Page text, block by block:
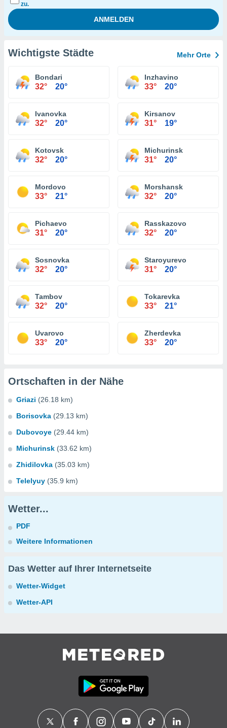
zu.
Wichtigste Städte Mehr Orte
Bondari
32° 20°
Inzhavino
33° 20°
Ivanovka
32° 20°
Kirsanov
31° 19°
Kotovsk
32° 20°
Michurinsk
31° 20°
Mordovo
33° 21°
Morshansk
32° 20°
Pichaevo
31° 20°
Rasskazovo
32° 20°
Sosnovka
32° 20°
Staroyurevo
31° 20°
Tambov
32° 20°
Tokarevka
33° 21°
Uvarovo
33° 20°
Zherdevka
33° 20°
Ortschaften in der Nähe
Griazi (26.18 km)
Borisovka (29.13 km)
Dubovoye (29.44 km)
Michurinsk (33.62 km)
Zhidilovka (35.03 km)
Telelyuy (35.9 km)
Wetter...
PDF
Weitere Informationen
Das Wetter auf Ihrer Internetseite
Wetter-Widget
Wetter-API